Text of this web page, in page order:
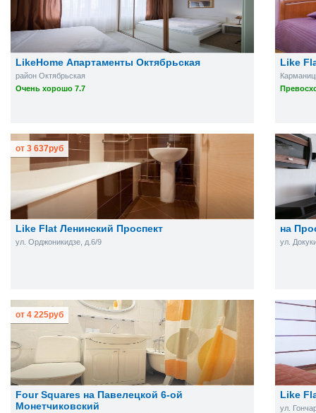
LikeHome Апартаменты Октябрьская
район Октябрьская
Очень хорошо 7.7
Like
Like Flat Ленинский Проспект
ул. Орджоникидзе, д.6/9
от 3 637руб
на
ул.
Four Squares на Павелецкой 6-ой
Монетчиковский
от 4 225руб
Like
ул.